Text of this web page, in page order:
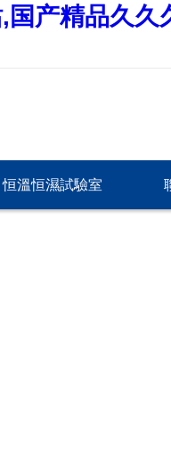
产精品久久
恒溫恒濕試驗室